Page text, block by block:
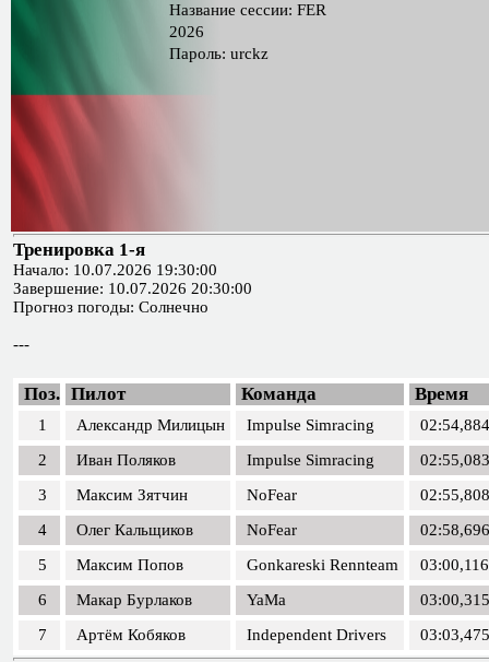
Название сессии: FER
2026
Пароль: urckz
Тренировка 1-я
Начало: 10.07.2026 19:30:00
Завершение: 10.07.2026 20:30:00
Прогноз погоды: Солнечно
---
Поз. Пилот Команда Время
1 Александр Милицын Impulse Simracing
02:54,884
2
Иван Поляков Impulse Simracing
02:55,083
3
Максим Зятчин NoFear
02:55,808
4
Олег Кальщиков NoFear
02:58,696
5
Максим Попов Gonkareski Rennteam
03:00,116
6
Макар Бурлаков YaMa
03:00,315
7
Артём Кобяков Independent Drivers 03:03,475